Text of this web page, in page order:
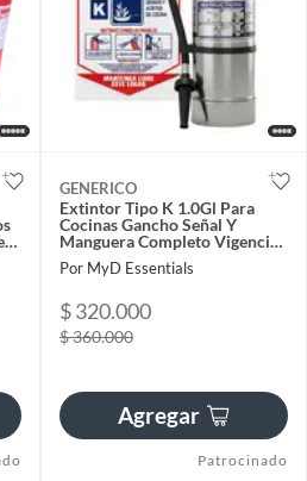
GENERICO
Extintor Tipo K 1.0Gl Para
Cocinas Gancho Señal Y
Manguera Completo Vigencia
1 Año
Por MyD Essentials
$ 320.000
$ 360.000
Agregar
Patrocinado